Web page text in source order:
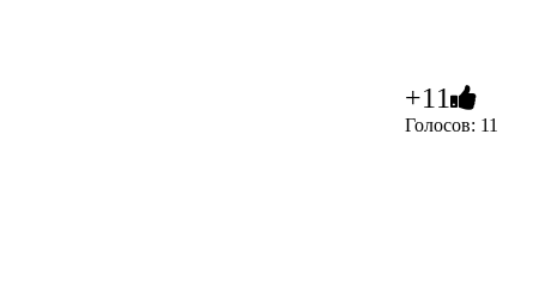
+11
Голосов: 11